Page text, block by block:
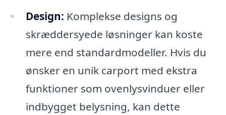
Design: Komplekse designs og
skræddersyede løsninger kan koste
mere end standardmodeller. Hvis du
ønsker en unik carport med ekstra
funktioner som ovenlysvinduer eller
indbygget belysning, kan dette